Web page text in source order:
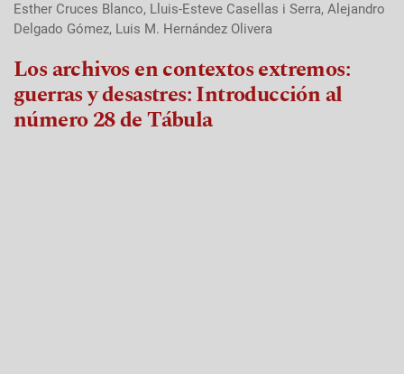
Esther Cruces Blanco, Lluis-Esteve Casellas i Serra, Alejandro
Delgado Gómez, Luis M. Hernández Olivera
Los archivos en contextos extremos:
guerras y desastres: Introducción al
número 28 de Tábula